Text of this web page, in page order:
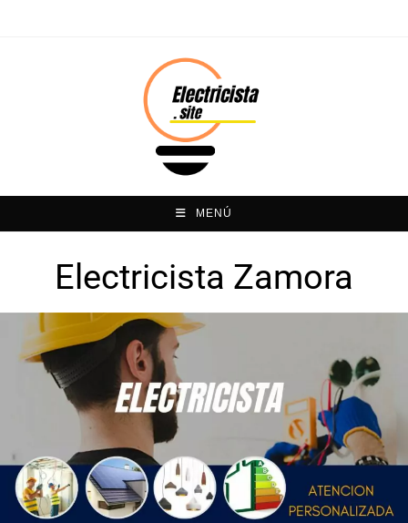
MENÚ
Electricista Zamora